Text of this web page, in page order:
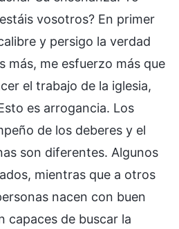
vosotros? En primer
y persigo la verdad
más, me esfuerzo más que
el trabajo de la iglesia,
es arrogancia. Los
de los deberes y el
son diferentes. Algunos
mientras que a otros
nacen con buen
capaces de buscar la